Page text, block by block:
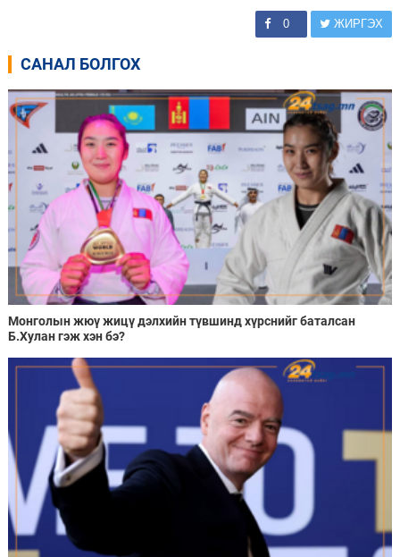
0 ЖИРГЭХ
САНАЛ БОЛГОХ
Монголын жюү жицү дэлхийн түвшинд хүрснийг баталсан
Б.Хулан гэж хэн бэ?